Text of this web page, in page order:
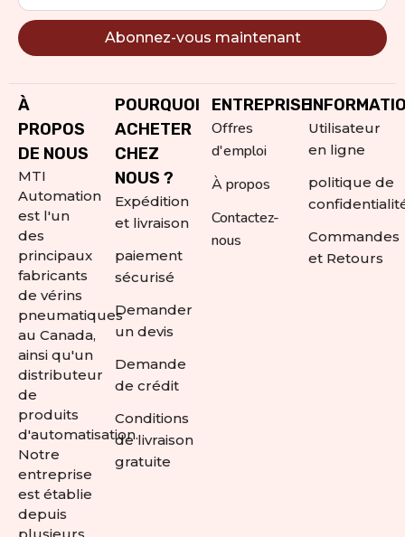
Abonnez-vous maintenant
À
PROPOS
DE NOUS
MTI
Automation
est l'un
des
principaux
fabricants
de vérins
pneumatiques
au Canada,
ainsi qu'un
distributeur
de
produits
d'automatisation.
Notre
entreprise
est établie
depuis
plusieurs
POURQUOI
ACHETER
CHEZ
NOUS ?
Expédition
et livraison
paiement
sécurisé
Demander
un devis
Demande
de crédit
Conditions
de livraison
gratuite
ENTREPRISE
Offres
d'emploi
À propos
Contactez-
nous
Utilisateur
en ligne
politique de
Commandes
et Retours